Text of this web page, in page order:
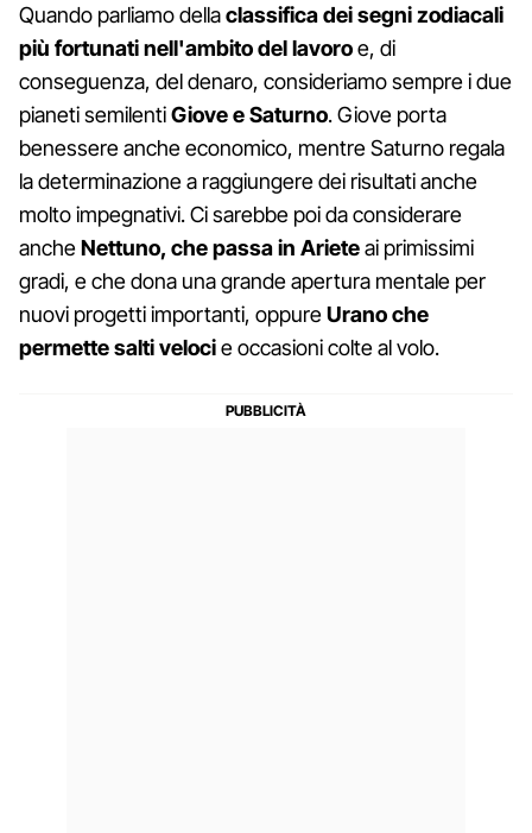
Quando parliamo dellaclassifica dei segni zodiacali
più fortunati nell'ambito del lavoroe, di
conseguenza, del denaro, consideriamo sempre i due
pianeti semilentiGiove e Saturno. Giove porta
benessere anche economico, mentre Saturno regala
la determinazione a raggiungere dei risultati anche
molto impegnativi. Ci sarebbe poi da considerare
ancheNettuno, che passa in Arieteai primissimi
gradi, e che dona una grande apertura mentale per
nuovi progetti importanti, oppureUranoche
permette salti velocie occasioni colte al volo.